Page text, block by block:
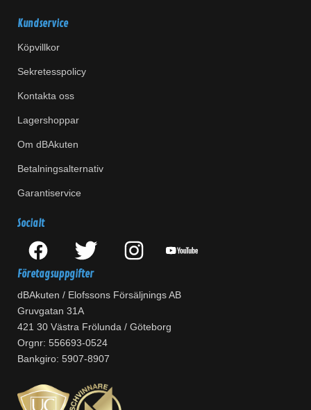
Kundservice
Köpvillkor
Sekretesspolicy
Kontakta oss
Lagershoppar
Om dBAkuten
Betalningsalternativ
Garantiservice
Socialt
Företagsuppgifter
dBAkuten / Elofssons Försäljnings AB
Gruvgatan 31A
421 30 Västra Frölunda / Göteborg
Orgnr: 556693-0524
Bankgiro: 5907-8907